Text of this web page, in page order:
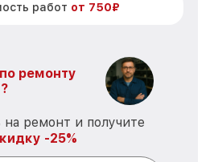
работ от 750₽
ремонту
ремонт и получите
-25%